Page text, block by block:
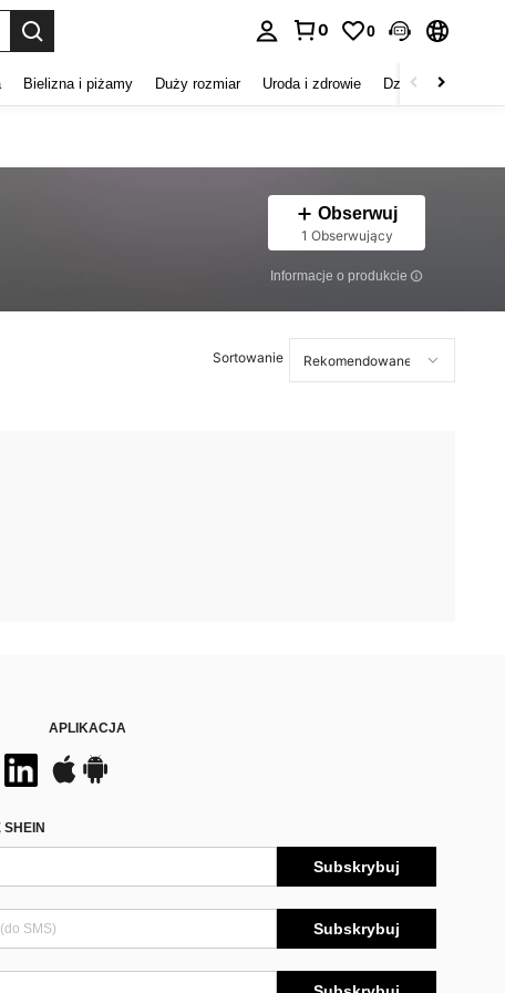
0 0
Bielizna i piżamy Duży rozmiar Uroda i zdrowie Dzieci
Obserwuj
1 Obserwujący
Informacje o produkcie
Sortowanie
APLIKACJA
Subskrybuj
Subskrybuj